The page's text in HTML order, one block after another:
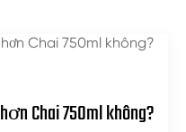
Chai 750ml không?